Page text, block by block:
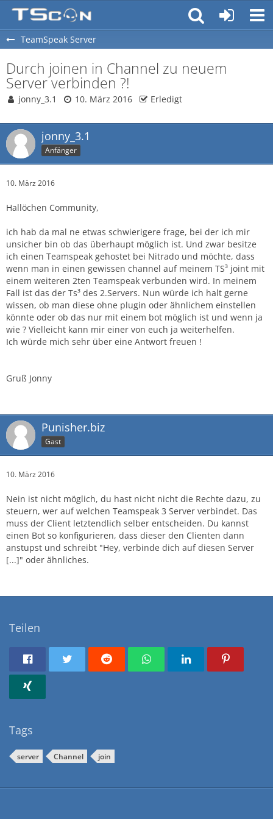
TeamSpeak Server
Durch joinen in Channel zu neuem
Server verbinden ?!
jonny_3.1 10. März 2016 Erledigt
jonny_3.1
Anfänger
10. März 2016
Hallöchen Community,
ich hab da mal ne etwas schwierigere frage, bei der ich mir
unsicher bin ob das überhaupt möglich ist. Und zwar besitze
ich einen Teamspeak gehostet bei Nitrado und möchte, dass
wenn man in einen gewissen channel auf meinem TS³ joint mit
einem weiteren 2ten Teamspeak verbunden wird. In meinem
Fall ist das der Ts³ des 2.Servers. Nun würde ich halt gerne
wissen, ob man diese ohne plugin oder ähnlichem einstellen
könnte oder ob das nur mit einem bot möglich ist und wenn ja
wie ? Vielleicht kann mir einer von euch ja weiterhelfen.
Ich würde mich sehr über eine Antwort freuen !
Gruß Jonny
Punisher.biz
Gast
10. März 2016
Nein ist nicht möglich, du hast nicht nicht die Rechte dazu, zu
steuern, wer auf welchen Teamspeak 3 Server verbindet. Das
muss der Client letztendlich selber entscheiden. Du kannst
einen Bot so konfigurieren, dass dieser den Clienten dann
anstupst und schreibt "Hey, verbinde dich auf diesen Server
[...]" oder ähnliches.
Teilen
Tags
server Channel join